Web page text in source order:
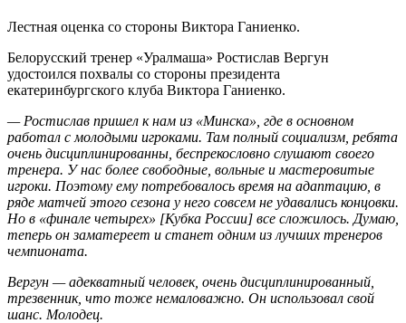
Лестная оценка со стороны Виктора Ганиенко.
Белорусский тренер «Уралмаша» Ростислав Вергун
удостоился похвалы со стороны президента
екатеринбургского клуба Виктора Ганиенко.
— Ростислав пришел к нам из «Минска», где в основном
работал с молодыми игроками. Там полный социализм, ребята
очень дисциплинированны, беспрекословно слушают своего
тренера. У нас более свободные, вольные и мастеровитые
игроки. Поэтому ему потребовалось время на адаптацию, в
ряде матчей этого сезона у него совсем не удавались концовки.
Но в «финале четырех» [Кубка России] все сложилось. Думаю,
теперь он заматереет и станет одним из лучших тренеров
чемпионата.
Вергун — адекватный человек, очень дисциплинированный,
трезвенник, что тоже немаловажно. Он использовал свой
шанс. Молодец.